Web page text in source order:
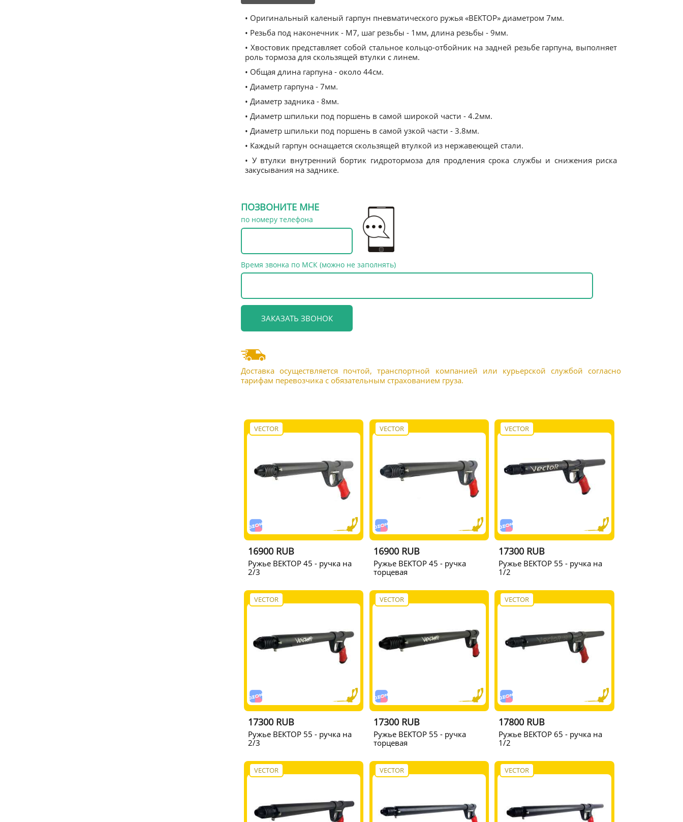
• Оригинальный каленый гарпун пневматического ружья «ВЕКТОР» диаметром 7мм.
• Резьба под наконечник - М7, шаг резьбы - 1мм, длина резьбы - 9мм.
• Хвостовик представляет собой стальное кольцо-отбойник на задней резьбе гарпуна, выполняет
роль тормоза для скользящей втулки с линем.
• Общая длина гарпуна - около 44см.
• Диаметр гарпуна - 7мм.
• Диаметр задника - 8мм.
• Диаметр шпильки под поршень в самой широкой части - 4.2мм.
• Диаметр шпильки под поршень в самой узкой части - 3.8мм.
• Каждый гарпун оснащается скользящей втулкой из нержавеющей стали.
• У втулки внутренний бортик гидротормоза для продления срока службы и снижения риска
закусывания на заднике.
ПОЗВОНИТЕ МНЕ
по номеру телефона
Время звонка по МСК (можно не заполнять)
Доставка осуществляется почтой, транспортной компанией или курьерской службой согласно
тарифам перевозчика с обязательным страхованием груза.
VECTOR
16900 RUB
Ружье ВЕКТОР 45 - ручка на
2/3
VECTOR
16900 RUB
Ружье ВЕКТОР 45 - ручка
торцевая
VECTOR
17300 RUB
Ружье ВЕКТОР 55 - ручка на
1/2
VECTOR
17300 RUB
Ружье ВЕКТОР 55 - ручка на
2/3
VECTOR
17300 RUB
Ружье ВЕКТОР 55 - ручка
торцевая
VECTOR
17800 RUB
Ружье ВЕКТОР 65 - ручка на
1/2
VECTOR VECTOR VECTOR